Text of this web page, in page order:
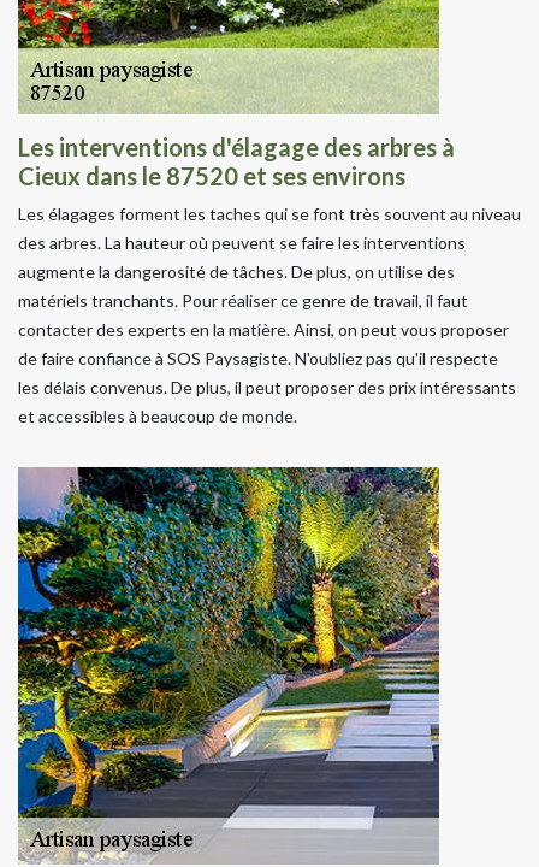
Les interventions d'élagage des arbres à
Cieux dans le 87520 et ses environs
Les élagages forment les taches qui se font très souvent au niveau
des arbres. La hauteur où peuvent se faire les interventions
augmente la dangerosité de tâches. De plus, on utilise des
matériels tranchants. Pour réaliser ce genre de travail, il faut
contacter des experts en la matière. Ainsi, on peut vous proposer
de faire confiance à SOS Paysagiste. N'oubliez pas qu'il respecte
les délais convenus. De plus, il peut proposer des prix intéressants
et accessibles à beaucoup de monde.